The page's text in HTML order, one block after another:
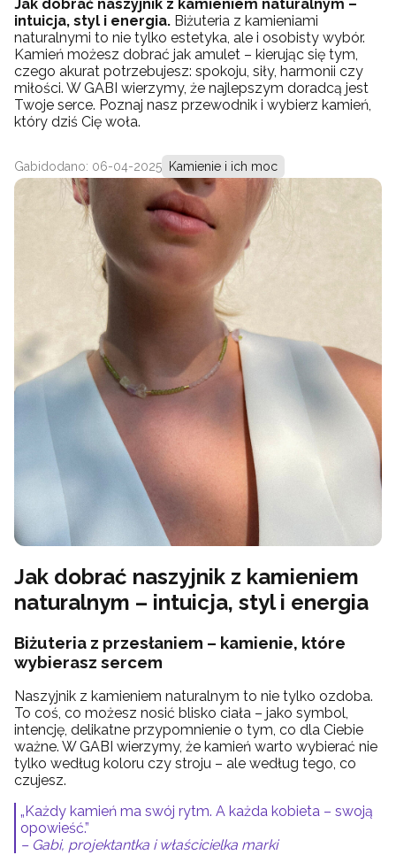
Jak dobrać naszyjnik z kamieniem naturalnym –
intuicja, styl i energia. Biżuteria z kamieniami
naturalnymi to nie tylko estetyka, ale i osobisty wybór.
Kamień możesz dobrać jak amulet – kierując się tym,
czego akurat potrzebujesz: spokoju, siły, harmonii czy
miłości. W GABI wierzymy, że najlepszym doradcą jest
Twoje serce. Poznaj nasz przewodnik i wybierz kamień,
który dziś Cię woła.
Gabidodano: 06-04-2025 Kamienie i ich moc
Jak dobrać naszyjnik z kamieniem
naturalnym – intuicja, styl i energia
Biżuteria z przesłaniem – kamienie, które
wybierasz sercem
Naszyjnik z kamieniem naturalnym to nie tylko ozdoba.
To coś, co możesz nosić blisko ciała – jako symbol,
intencję, delikatne przypomnienie o tym, co dla Ciebie
ważne. W GABI wierzymy, że kamień warto wybierać nie
tylko według koloru czy stroju – ale według tego, co
czujesz.
„Każdy kamień ma swój rytm. A każda kobieta – swoją
opowieść.”
– Gabi, projektantka i właścicielka marki